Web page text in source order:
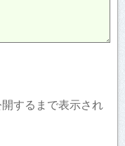
するまで表示され